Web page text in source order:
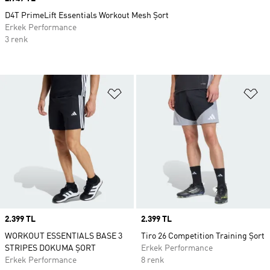
Favori Listesine Ekle
Price
2.399 TL
WORKOUT ESSENTIALS BASE 3
STRIPES DOKUMA ŞORT
Erkek Performance
Price
2.399 TL
Tiro 26 Competition Training Şort
Erkek Performance
8 renk
D4T PrimeLift Essentials Workout Mesh Şort
Erkek Performance
3 renk